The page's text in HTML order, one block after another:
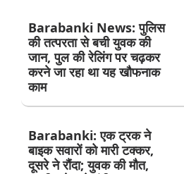
Barabanki News: पुलिस
की तत्परता से बची युवक की
जान, पुल की रेलिंग पर चढ़कर
करने जा रहा था यह खौफनाक
काम
Barabanki: एक ट्रक ने
बाइक सवारों को मारी टक्कर,
दूसरे ने रौंदा; युवक की मौत,